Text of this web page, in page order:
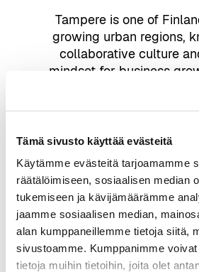
Tämä sivusto käyttää evästeitä
Käytämme evästeitä tarjoamamme
räätälöimiseen, sosiaalisen median
tukemiseen ja kävijämäärämme
jaamme sosiaalisen median,
alan kumppaneillemme tietoja siitä,
sivustoamme. Kumppanimme
tietoja muihin tietoihin, joita olet
Tampere is one of
growing urban regions,
collaborative culture
mindset for business
partner and real-world
Why Tampere